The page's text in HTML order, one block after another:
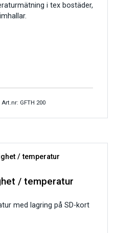
i tex bostäder,
Art.nr: GFTH 200
/ temperatur
med lagring på SD-kort